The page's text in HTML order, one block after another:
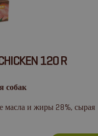
120 R
собак
масла и жиры 28%, сырая